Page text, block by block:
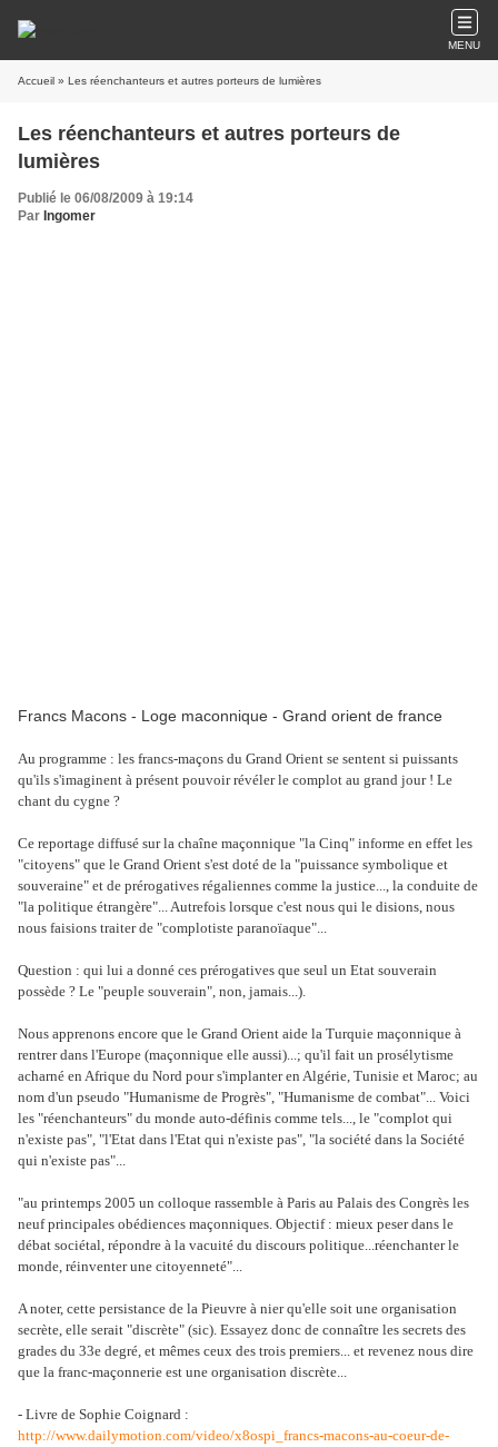
MENU
Accueil » Les réenchanteurs et autres porteurs de lumières
Les réenchanteurs et autres porteurs de
lumières
Publié le 06/08/2009 à 19:14
Par Ingomer
Francs Macons - Loge maconnique - Grand orient de france
Au programme : les francs-maçons du Grand Orient se sentent si puissants
qu'ils s'imaginent à présent pouvoir révéler le complot au grand jour ! Le
chant du cygne ?
Ce reportage diffusé sur la chaîne maçonnique "la Cinq" informe en effet les
"citoyens" que le Grand Orient s'est doté de la "puissance symbolique et
souveraine" et de prérogatives régaliennes comme la justice..., la conduite de
"la politique étrangère"... Autrefois lorsque c'est nous qui le disions, nous
nous faisions traiter de "complotiste paranoïaque"...
Question : qui lui a donné ces prérogatives que seul un Etat souverain
possède ? Le "peuple souverain", non, jamais...).
Nous apprenons encore que le Grand Orient aide la Turquie maçonnique à
rentrer dans l'Europe (maçonnique elle aussi)...; qu'il fait un prosélytisme
acharné en Afrique du Nord pour s'implanter en Algérie, Tunisie et Maroc; au
nom d'un pseudo "Humanisme de Progrès", "Humanisme de combat"... Voici
les "réenchanteurs" du monde auto-définis comme tels..., le "complot qui
n'existe pas", "l'Etat dans l'Etat qui n'existe pas", "la société dans la Société
qui n'existe pas"...
"au printemps 2005 un colloque rassemble à Paris au Palais des Congrès les
neuf principales obédiences maçonniques. Objectif : mieux peser dans le
débat sociétal, répondre à la vacuité du discours politique...réenchanter le
monde, réinventer une citoyenneté"...
A noter, cette persistance de la Pieuvre à nier qu'elle soit une organisation
secrète, elle serait "discrète" (sic). Essayez donc de connaître les secrets des
grades du 33e degré, et mêmes ceux des trois premiers... et revenez nous dire
que la franc-maçonnerie est une organisation discrète...
- Livre de Sophie Coignard :
http://www.dailymotion.com/video/x8ospi_francs-macons-au-coeur-de-